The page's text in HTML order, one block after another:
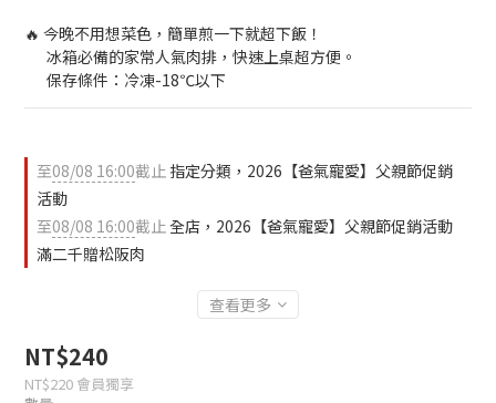
🔥 今晚不用想菜色，簡單煎一下就超下飯！
冰箱必備的家常人氣肉排，快速上桌超方便。
保存條件：冷凍-18℃以下
至08/08 16:00截止 指定分類，2026【爸氣寵愛】父親節促銷
活動
至08/08 16:00截止全店，2026【爸氣寵愛】父親節促銷活動
滿二千贈松阪肉
查看更多
NT$240
NT$220 會員獨享